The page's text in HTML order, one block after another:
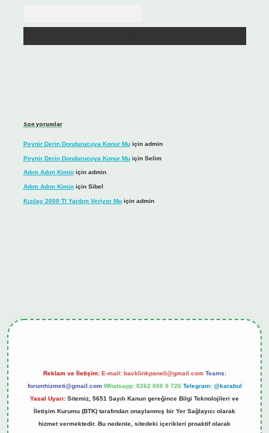
Son yorumlar
Peynir Derin Dondurucuya Konur Muiçin admin
Peynir Derin Dondurucuya Konur Muiçin Selim
Adım Adım Kiminiçin admin
Adım Adım Kiminiçin Sibel
Kızılay 2000 Tl Yardım Veriyor Muiçin admin
Reklam ve İletişim: E-mail: backlinkpaneli@gmail.com Teams:
forumhizmeti@gmail.com Whatsapp: 0262 606 0 726 Telegram: @karabul
Yasal Uyarı: Sitemiz, 5651 Sayılı Kanun gereğince Bilgi Teknolojileri ve
İletişim Kurumu (BTK) tarafından onaylanmış bir Yer Sağlayıcı olarak
hizmet vermektedir. Bu nedenle, sitedeki içerikleri proaktif olarak